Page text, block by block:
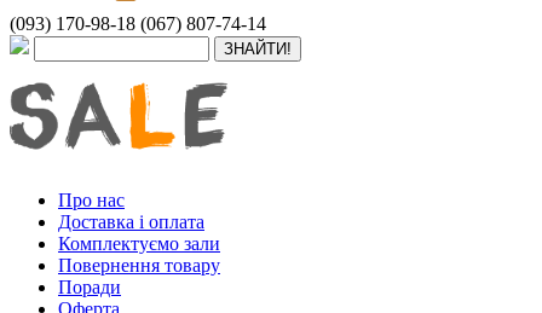
(093) 170-98-18 (067) 807-74-14
Про нас
Доставка і оплата
Комплектуємо зали
Повернення товару
Поради
Оферта